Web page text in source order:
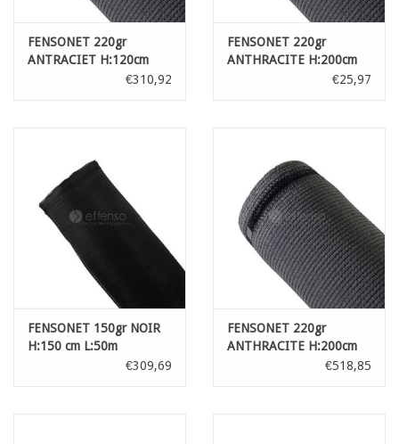
FENSONET 220gr
ANTRACIET H:120cm
€310,92
FENSONET 220gr
ANTHRACITE H:200cm
€25,97
FENSONET 150gr NOIR
H:150 cm L:50m
€309,69
FENSONET 220gr
ANTHRACITE H:200cm
€518,85